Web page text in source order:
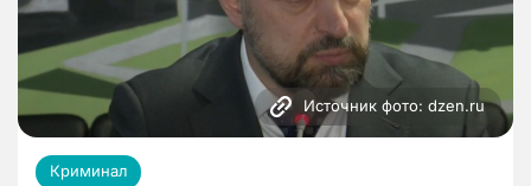
Источник фото: dzen.ru
Криминал